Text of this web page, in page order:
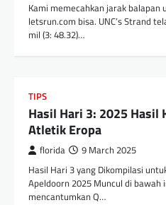
Kami memecahkan jarak balapan
letsrun.com bisa. UNC’s Strand
mil (3: 48.32)…
TIPS
Hasil Hari 3: 2025 Hasil
Atletik Eropa
florida 9 March 2025
Hasil Hari 3 yang Dikompilasi
Apeldoorn 2025 Muncul di bawah
mencantumkan Q…